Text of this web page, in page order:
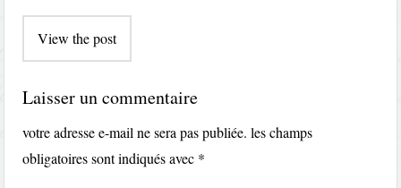
navigation
View the post
Laisser un commentaire
votre adresse e-mail ne sera pas publiée. les champs
obligatoires sont indiqués avec *